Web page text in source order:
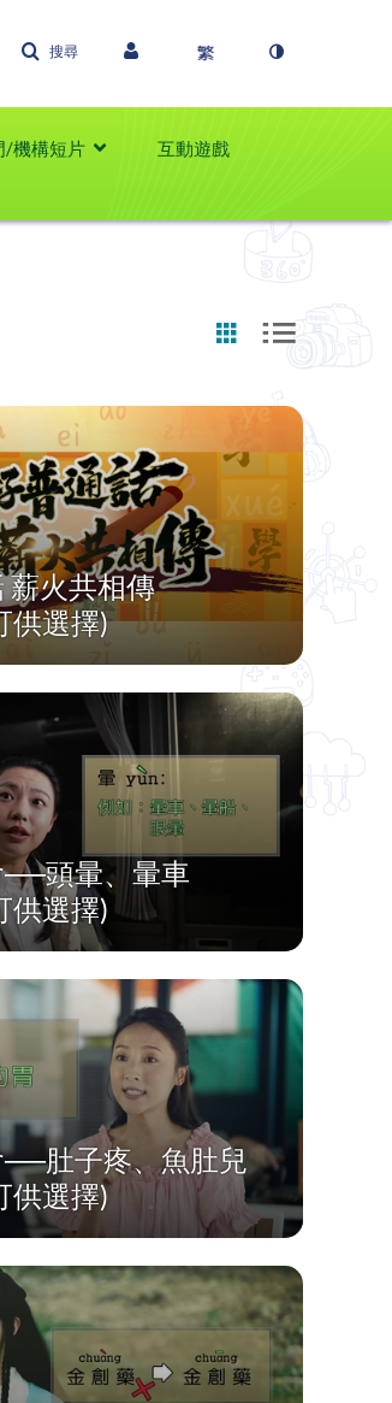
搜尋
/機構短片
互動遊戲
薪火共相傳
供選擇)
頭暈、暈車
供選擇)
肚子疼、魚肚兒
供選擇)